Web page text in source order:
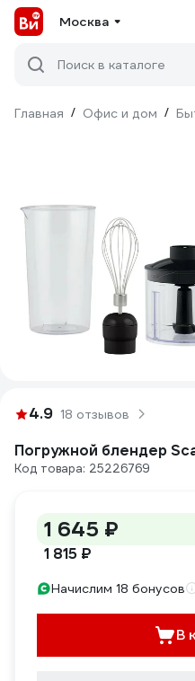
Москва
Поиск в каталоге
Главная / Офис и дом /
4.9 18 отзывов
Погружной блендер
Код товара: 25226769
1 645 ₽
1 815 ₽
Начислим 18 бонусов
В